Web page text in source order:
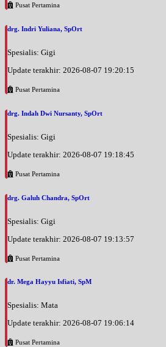
Pusat Pertamina
drg. Indri Yuliana, SpOrt
Spesialis: Gigi
Update terakhir: 2026-08-07 19:20:15
Pusat Pertamina
drg. Indah Dwi Nursanty, SpOrt
Spesialis: Gigi
Update terakhir: 2026-08-07 19:18:45
Pusat Pertamina
drg. Galuh Chandra, SpOrt
Spesialis: Gigi
Update terakhir: 2026-08-07 19:13:57
Pusat Pertamina
dr. Mega Hayyu Isfiati, SpM
Spesialis: Mata
Update terakhir: 2026-08-07 19:06:14
Pusat Pertamina